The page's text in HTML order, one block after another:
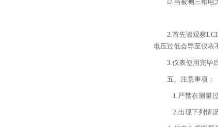
D.当被测三相电
2.首先请观察
电压过低会导至仪表
3.仪表使用完毕
五、注意事项：
1.严禁在测量
2.出现下列情